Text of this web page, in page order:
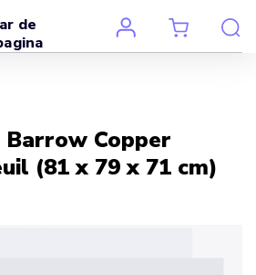
Copper
(81 x 79 x 71 cm)